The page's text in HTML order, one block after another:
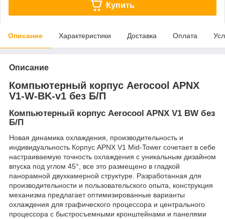
Купить
Описание Характеристики Доставка Оплата
Описание
Компьютерный корпус Aerocool APNX
V1-W-BK-v1 без Б/П
Компьютерный корпус Aerocool APNX V1 BW без
Б/П
Новая динамика охлаждения, производительность и
индивидуальность Корпус APNX V1 Mid-Tower сочетает в себе
настраиваемую точность охлаждения с уникальным дизайном
впуска под углом 45°, все это размещено в гладкой
панорамной двухкамерной структуре. Разработанная для
производительности и пользовательского опыта, конструкция
механизма предлагает оптимизированные варианты
охлаждения для графического процессора и центрального
процессора с быстросъемными кронштейнами и панелями